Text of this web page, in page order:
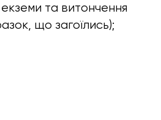
екземи та витончення
що загоїлись);